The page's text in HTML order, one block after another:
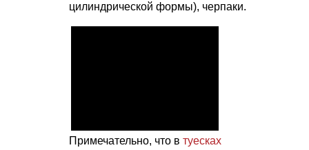
цилиндрической формы), черпаки.
Примечательно, что в туесках